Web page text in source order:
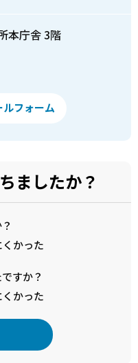
本庁舎 3階
フォーム
ましたか？
かった
すか？
かった